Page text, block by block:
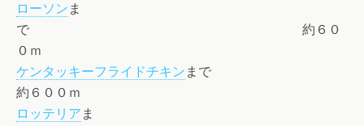
ローソン ま
で 約６０
０ｍ
ケンタッキーフライドチキン まで
約６００ｍ
ロッテリア ま